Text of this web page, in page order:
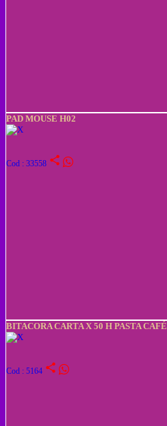
PAD MOUSE H02
Cod : 33558 share
BITACORA CARTA X 50 H PASTA CAFÉ
Cod : 5164 share